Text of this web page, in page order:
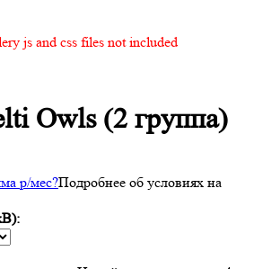
js and css files not included
Owls (2 группа)
р/мес?Подробнее об условиях на